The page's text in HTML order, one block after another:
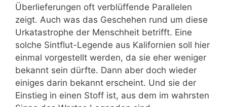
Überlieferungen oft verblüffende Parallelen
zeigt. Auch was das Geschehen rund um diese
Urkatastrophe der Menschheit betrifft. Eine
solche Sintflut-Legende aus Kalifornien soll hier
einmal vorgestellt werden, da sie eher weniger
bekannt sein dürfte. Dann aber doch wieder
einiges darin bekannt erscheint. Und sie der
Einstieg in einen Stoff ist, aus dem im wahrsten